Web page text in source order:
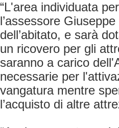
“L'area individuata
l’assessore
dell’abitato, e sarà
un ricovero per gli
saranno a carico
necessarie per
vangatura mentre
l’acquisto di altre